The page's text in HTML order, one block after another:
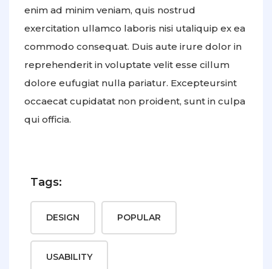
enim ad minim veniam, quis nostrud
exercitation ullamco laboris nisi utaliquip ex ea
commodo consequat. Duis aute irure dolor in
reprehenderit in voluptate velit esse cillum
dolore eufugiat nulla pariatur. Excepteursint
occaecat cupidatat non proident, sunt in culpa
qui officia.
Tags:
DESIGN POPULAR
USABILITY